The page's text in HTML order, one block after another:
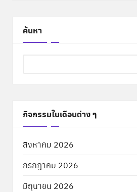
ค้นหา
กิจกรรมในเดือนต่าง ๆ
สิงหาคม 2026
กรกฎาคม 2026
มิถุนายน 2026